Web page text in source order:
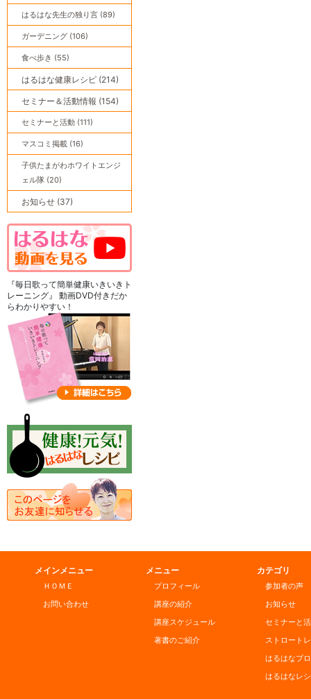
はるはな先生の独り言 (89)
ガーデニング (106)
食べ歩き (55)
はるはな健康レシピ (214)
セミナー＆活動情報 (154)
セミナーと活動 (111)
マスコミ掲載 (16)
子供たまがわホワイトエンジ
ェル隊 (20)
お知らせ (37)
『毎日歌って簡単健康いきいきト
レーニング』 動画DVD付きだか
らわかりやすい！
メインメニュー
ＨＯＭＥ
お問い合わせ
メニュー
プロフィール
講座の紹介
講座スケジュール
著書のご紹介
カテゴリ
参加者の声
お知らせ
セミナーと
ストロート
はるはなブ
はるはなレ